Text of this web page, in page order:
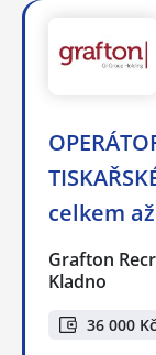
celkem
Grafton
Kladno
36 000 Kč